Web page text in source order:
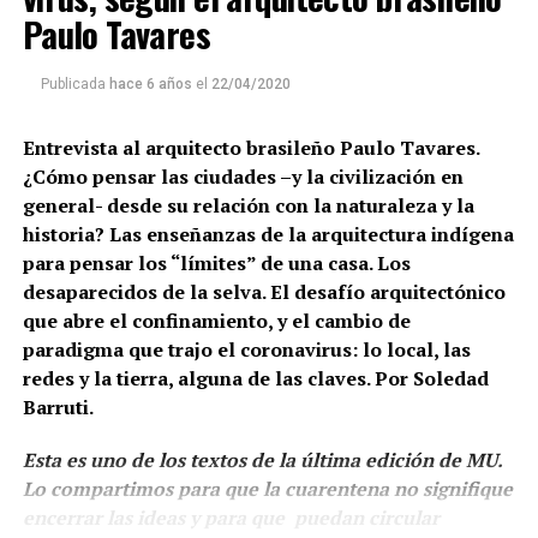
Paulo Tavares
Publicada hace 6 años el 22/04/2020
Entrevista al arquitecto brasileño Paulo Tavares.
¿Cómo pensar las ciudades –y la civilización en
general- desde su relación con la naturaleza y la
historia? Las enseñanzas de la arquitectura indígena
para pensar los “límites” de una casa. Los
desaparecidos de la selva. El desafío arquitectónico
que abre el confinamiento, y el cambio de
paradigma que trajo el coronavirus: lo local, las
redes y la tierra, alguna de las claves. Por Soledad
Barruti.
Esta es uno de los textos de la última edición de MU.
Lo compartimos para que la cuarentena no signifique
encerrar las ideas y para que puedan circular